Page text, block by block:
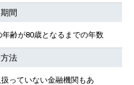
間
齢が80歳となるまでの年数
法
っていない金融機関もあ